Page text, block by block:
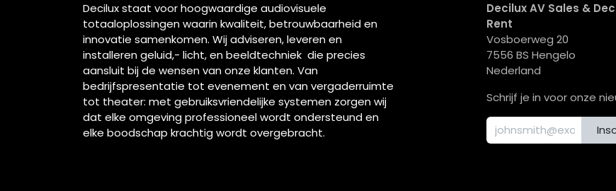
Decilux staat voor hoogwaardige audiovisuele
totaaloplossingen waarin kwaliteit, betrouwbaarheid en
innovatie samenkomen. Wij adviseren, leveren en
installeren geluid,- licht, en beeldtechniek die precies
aansluit bij de wensen van onze klanten. Van
bedrijfspresentatie tot evenement en van vergaderruimte
tot theater: met gebruiksvriendelijke systemen zorgen wij
dat elke omgeving professioneel wordt ondersteund en
elke boodschap krachtig wordt overgebracht.
Decilux AV Sales &
Rent
Vosboerweg 20
7556 BS Hengelo
Nederland
Schrijf je in voor onze